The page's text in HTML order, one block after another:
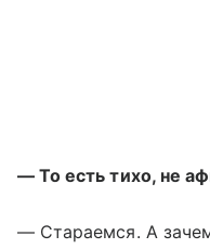
— То есть тихо, не
— Стараемся. А